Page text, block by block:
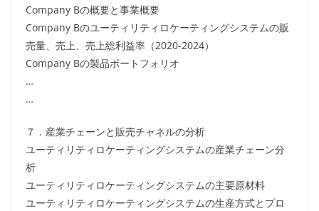
Company Bの概要と事業概要
Company Bのユーティリティロケーティングシステムの販
売量、売上、売上総利益率（2020-2024）
Company Bの製品ポートフォリオ
…
…
７．産業チェーンと販売チャネルの分析
ユーティリティロケーティングシステムの産業チェーン分
析
ユーティリティロケーティングシステムの主要原材料
ユーティリティロケーティングシステムの生産方式とプロ